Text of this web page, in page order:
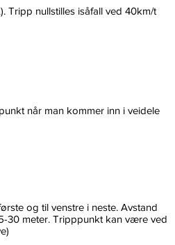
Tripp nullstilles isåfall ved 40km/t
når man kommer inn i veidele
og til venstre i neste. Avstand
30 meter. Tripppunkt kan være ved